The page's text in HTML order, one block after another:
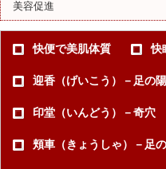
美容促進
快便で美肌体質 快
迎香（げいこう）－足の
印堂（いんどう）－奇穴
頬車（きょうしゃ）－足